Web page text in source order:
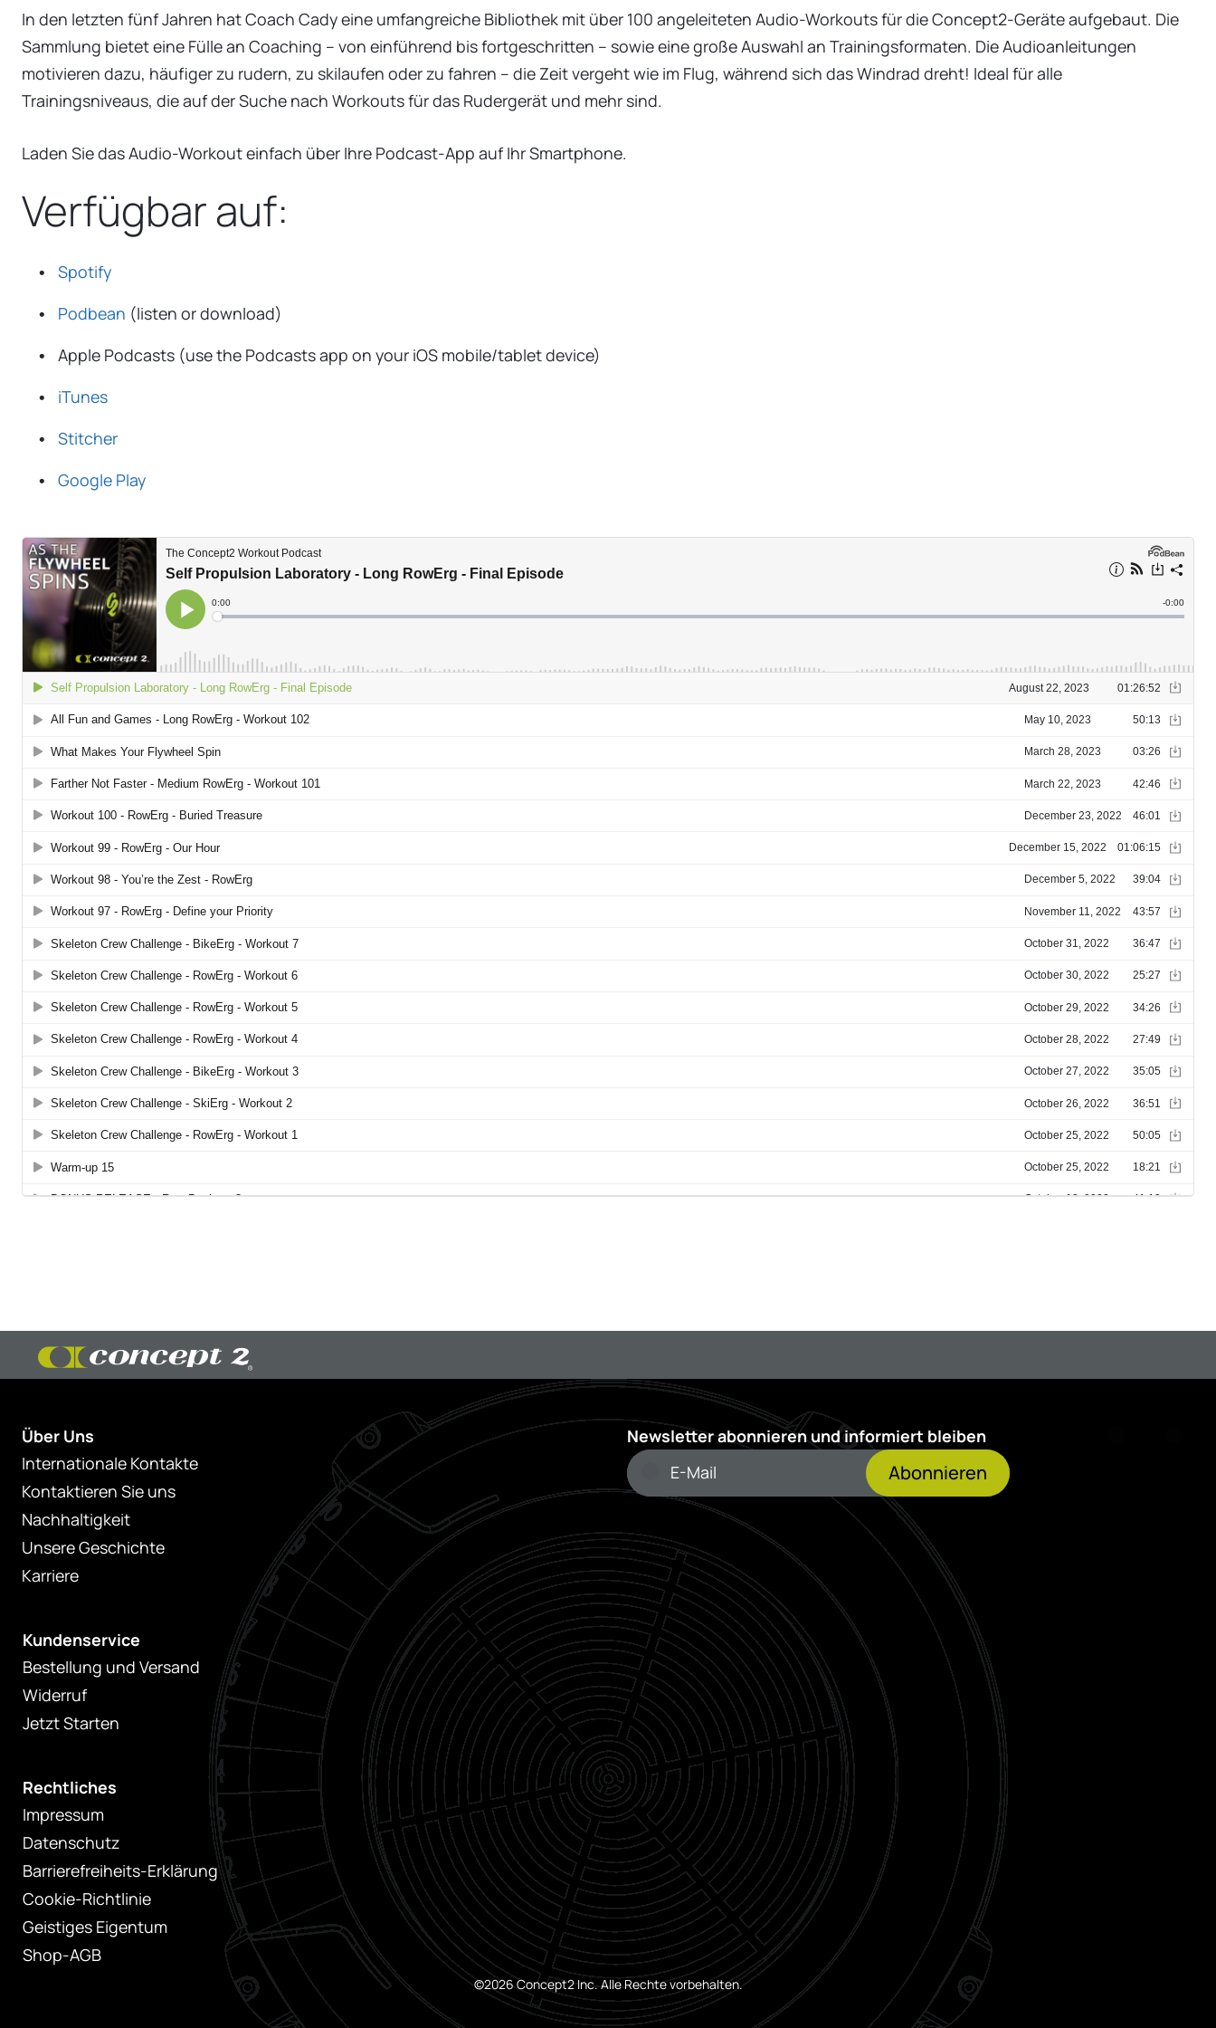
In den letzten fünf Jahren hat Coach Cady eine umfangreiche Bibliothek mit über 100 angeleiteten Audio-Workouts für die Concept2-Geräte aufgebaut. Die
Sammlung bietet eine Fülle an Coaching – von einführend bis fortgeschritten – sowie eine große Auswahl an Trainingsformaten. Die Audioanleitungen
motivieren dazu, häufiger zu rudern, zu skilaufen oder zu fahren – die Zeit vergeht wie im Flug, während sich das Windrad dreht! Ideal für alle
Trainingsniveaus, die auf der Suche nach Workouts für das Rudergerät und mehr sind.
Laden Sie das Audio-Workout einfach über Ihre Podcast-App auf Ihr Smartphone.
Verfügbar auf:
Spotify
Podbean (listen or download)
Apple Podcasts (use the Podcasts app on your iOS mobile/tablet device)
iTunes
Stitcher
Google Play
Über Uns
Internationale Kontakte
Kontaktieren Sie uns
Nachhaltigkeit
Unsere Geschichte
Karriere
Kundenservice
Bestellung und Versand
Widerruf
Jetzt Starten
Rechtliches
Impressum
Datenschutz
Barrierefreiheits-Erklärung
Cookie-Richtlinie
Geistiges Eigentum
Shop-AGB
Newsletter abonnieren und informiert bleiben
Abonnieren
©2026 Concept2 Inc. Alle Rechte vorbehalten.